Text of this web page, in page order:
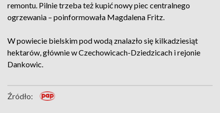
remontu. Pilnie trzeba też kupić nowy piec centralnego
ogrzewania – poinformowała Magdalena Fritz.
W powiecie bielskim pod wodą znalazło się kilkadziesiąt
hektarów, głównie w Czechowicach-Dziedzicach i rejonie
Dankowic.
Źródło: